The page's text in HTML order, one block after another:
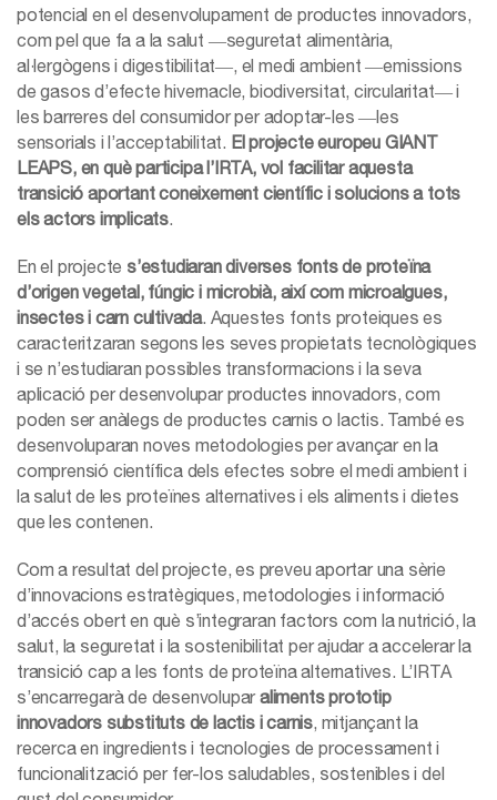
potencial en el desenvolupament de productes innovadors,
com pel que fa a la salut ―seguretat alimentària,
al·lergògens i digestibilitat―, el medi ambient ―emissions
de gasos d’efecte hivernacle, biodiversitat, circularitat― i
les barreres del consumidor per adoptar-les ―les
sensorials i l’acceptabilitat. El projecte europeu GIANT
LEAPS, en què participa l’IRTA, vol facilitar aquesta
transició aportant coneixement científic i solucions a tots
els actors implicats.
En el projecte s’estudiaran diverses fonts de proteïna
d’origen vegetal, fúngic i microbià, així com microalgues,
insectes i carn cultivada. Aquestes fonts proteiques es
caracteritzaran segons les seves propietats tecnològiques
i se n’estudiaran possibles transformacions i la seva
aplicació per desenvolupar productes innovadors, com
poden ser anàlegs de productes carnis o lactis. També es
desenvoluparan noves metodologies per avançar en la
comprensió científica dels efectes sobre el medi ambient i
la salut de les proteïnes alternatives i els aliments i dietes
que les contenen.
Com a resultat del projecte, es preveu aportar una sèrie
d’innovacions estratègiques, metodologies i informació
d’accés obert en què s’integraran factors com la nutrició, la
salut, la seguretat i la sostenibilitat per ajudar a accelerar la
transició cap a les fonts de proteïna alternatives. L’IRTA
s’encarregarà de desenvoluparaliments prototip
innovadors substituts de lactis i carnis, mitjançant la
recerca en ingredients i tecnologies de processament i
funcionalització per fer-los saludables, sostenibles i del